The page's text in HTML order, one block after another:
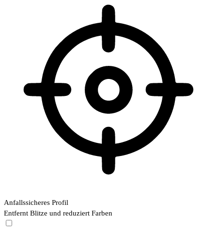
Anfallssicheres Profil
Entfernt Blitze und reduziert Farben